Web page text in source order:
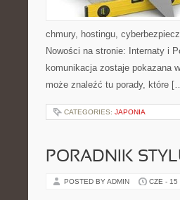
chmury, hostingu,
Nowości na stronie: Internaty i
komunikacja zostaje pokazana
może znaleźć tu porady, które
CATEGORIES: JAPONIA
PORADNIK
POSTED BY ADMIN CZE - 15